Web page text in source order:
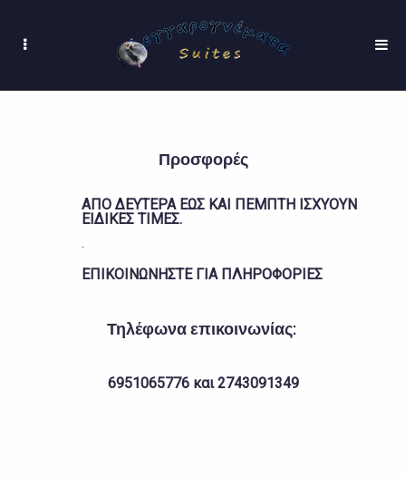
Προσφορές
ΑΠΟ ΔΕΥΤΕΡΑ ΕΩΣ ΚΑΙ ΠΕΜΠΤΗ ΙΣΧΥΟΥΝ
ΕΙΔΙΚΕΣ ΤΙΜΕΣ.
.
ΕΠΙΚΟΙΝΩΝΗΣΤΕ ΓΙΑ ΠΛΗΡΟΦΟΡΙΕΣ
Τηλέφωνα επικοινωνίας:
6951065776 και 2743091349